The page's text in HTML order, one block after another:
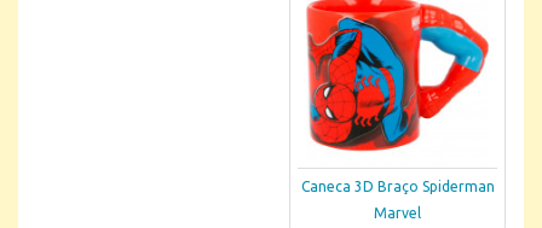
Caneca 3D Braço Spiderman
Marvel